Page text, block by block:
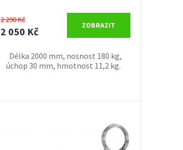
2 290 Kč
2 050 Kč
ZOBRAZIT
Délka 2000 mm, nosnost 180 kg,
úchop 30 mm, hmotnost 11,2 kg.